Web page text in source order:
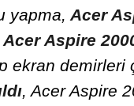
yapma, Acer
Aspire
ekran demirleri
, Acer Aspire